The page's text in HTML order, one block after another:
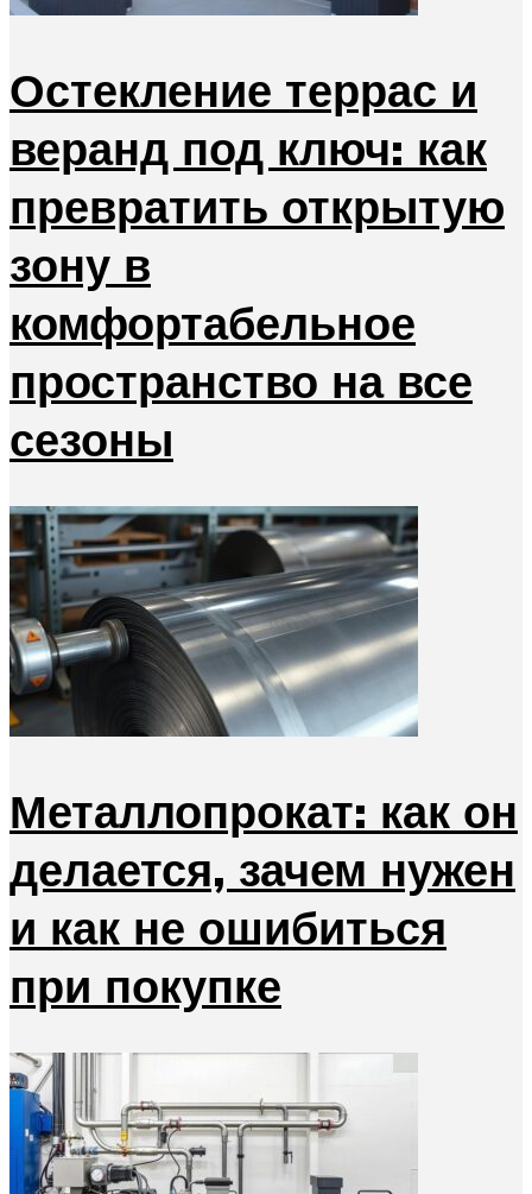
Остекление террас и
веранд под ключ: как
превратить открытую
зону в
комфортабельное
пространство на все
сезоны
Металлопрокат: как он
делается, зачем нужен
и как не ошибиться
при покупке